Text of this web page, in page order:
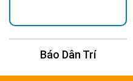
Báo Dân Trí